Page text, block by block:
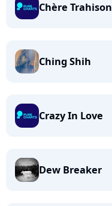
Chère Trahison
Ching Shih
Crazy In Love
Dew Breaker